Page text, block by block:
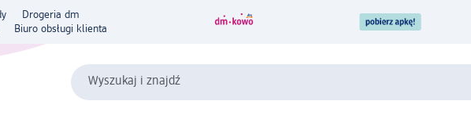
Drogeria dm
Biuro obsługi klienta
Wyszukaj i znajdź